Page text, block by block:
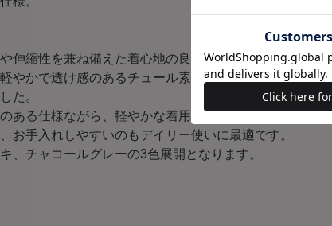
伸縮性を兼ね備えた着心地の良い素材を使用。
やかで透け感のあるチュール素材を重ね、動きのあるシ
た。
ある仕様ながら、軽やかな着用感をキープ。
お手入れしやすいのもデイリー使いに最適です。
、チャコールグレーの3色展開となります。